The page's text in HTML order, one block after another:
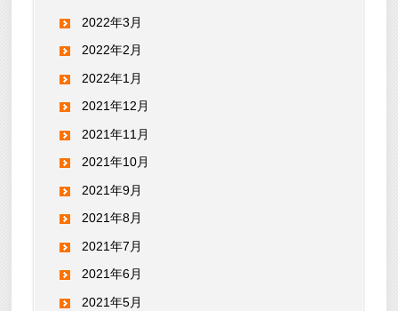
2022年3月
2022年2月
2022年1月
2021年12月
2021年11月
2021年10月
2021年9月
2021年8月
2021年7月
2021年6月
2021年5月